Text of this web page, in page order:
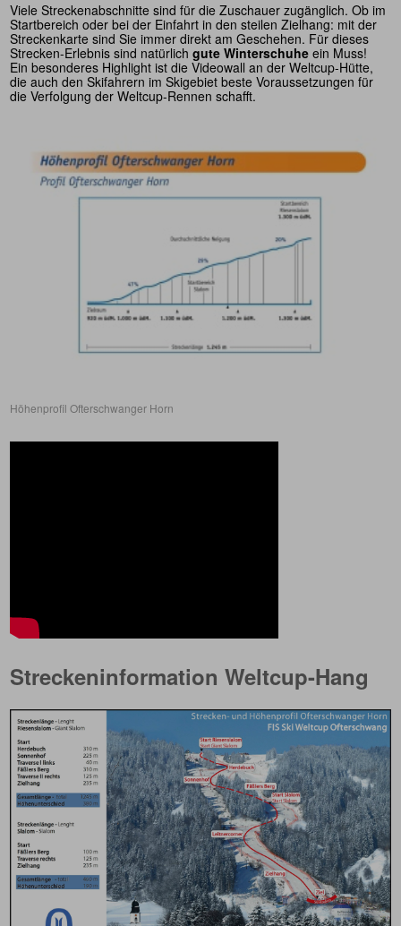
Viele Streckenabschnitte sind für die Zuschauer zugänglich. Ob im
Startbereich oder bei der Einfahrt in den steilen Zielhang: mit der
Streckenkarte sind Sie immer direkt am Geschehen. Für dieses
Strecken-Erlebnis sind natürlichgute Winterschuhe ein Muss!
Ein besonderes Highlight ist die Videowall an der Weltcup-Hütte,
die auch den Skifahrern im Skigebiet beste Voraussetzungen für
die Verfolgung der Weltcup-Rennen schafft.
Höhenprofil Ofterschwanger Horn
Streckeninformation Weltcup-Hang